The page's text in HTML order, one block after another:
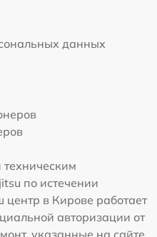
данных
по истечении
в Кирове работает
авторизации от
указанные на сайте,